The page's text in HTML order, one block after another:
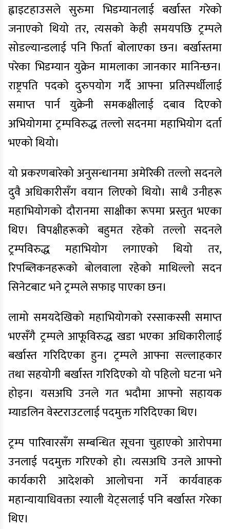
ह्वाइटहाउसले सुरुमा भिडम्यानलाई बर्खास्त गरेको
जनाएको थियो तर, त्यसको केही समयपछि ट्रम्पले
सोडल्यान्डलाई पनि फिर्ता बोलाएका छन। बर्खास्तमा
परेका भिडम्यान युक्रेन मामलाका जानकार मानिन्छन।
राष्ट्रपति पदको दुरुपयोग गर्दै आफ्ना प्रतिस्पर्धीलाई
समाप्त पार्न युक्रेनी समकक्षीलाई दबाव दिएको
अभियोगमा ट्रम्पविरुद्ध तल्लो सदनमा महाभियोग दर्ता
भएको थियो।
यो प्रकरणबारेको अनुसन्धानमा अमेरिकी तल्लो सदनले
दुवै अधिकारीसँग वयान लिएको थियो। साथै उनीहरू
महाभियोगको दौरानमा साक्षीका रूपमा प्रस्तुत भएका
थिए। विपक्षीहरूको बहुमत रहेको तल्लो सदनले
ट्रम्पविरुद्ध महाभियोग लगाएको थियो तर,
रिपब्लिकनहरूको बोलवाला रहेको माथिल्लो सदन
सिनेटबाट भने ट्रम्पले सफाइ पाएका छन।
लामो समयदेखिको महाभियोगको रस्साकस्सी समाप्त
भएसँगै ट्रम्पले आफूविरुद्ध खडा भएका अधिकारीलाई
बर्खास्त गरिदिएका हुन। ट्रम्पले आफ्ना सल्लाहकार
तथा सहयोगी बर्खास्त गरिदिएको यो पहिलो घटना भने
होइन। यसअघि उनले गत भदौमा आफ्नो सहायक
म्याडलिन वेस्टराउटलाई पदमुक्त गरिदिएका थिए।
ट्रम्प पारिवारसँग सम्बन्धित सूचना चुहाएको आरोपमा
उनलाई पदमुक्त गरिएको हो। त्यसअघि उनले आफ्नो
कार्यकारी आदेशको आलोचना गर्ने कार्यवाहक
महान्यायाधिवक्ता स्याली येट्सलाई पनि बर्खास्त गरेका
थिए।